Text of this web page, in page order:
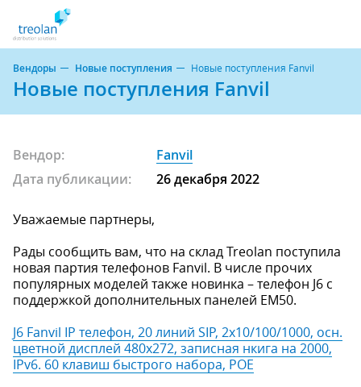
Вендоры Новые поступления Новые поступления Fanvil
Новые поступления Fanvil
Вендор:
Fanvil
Дата публикации:
26 декабря 2022
Уважаемые партнеры,
Рады сообщить вам, что на склад Treolan поступила
новая партия телефонов Fanvil. В числе прочих
популярных моделей также новинка – телефон J6 с
поддержкой дополнительных панелей EM50.
J6 Fanvil IP телефон, 20 линий SIP, 2х10/100/1000, осн.
цветной дисплей 480x272, записная нкига на 2000,
IPv6. 60 клавиш быстрого набора, POE